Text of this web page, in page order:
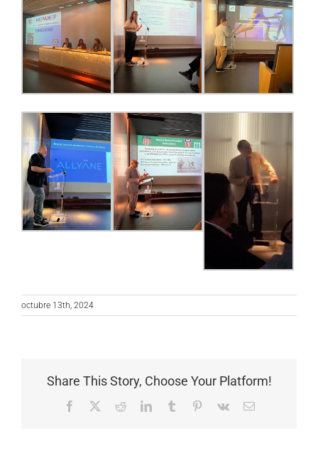
octubre 13th, 2024
Share This Story, Choose Your Platform!
Facebook RedditLinkedInTumblr Pinterest
Vk
Correo